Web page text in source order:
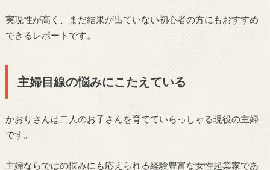
実現性が高く、まだ結果が出ていない初心者の方にもおすすめ
できるレポートです。
主婦目線の悩みにこたえている
かおりさんは二人のお子さんを育てていらっしゃる現役の主婦
です。
主婦ならではの悩みにも応えられる経験豊富な女性起業家であ